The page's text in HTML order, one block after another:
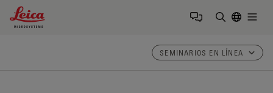
Leica Microsystems Logo
SEMINARIOS EN LÍNEA